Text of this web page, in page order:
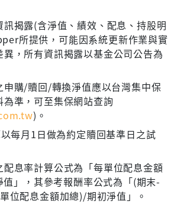
訊揭露(含淨值、績效、配息、持股明
所提供，可能因系統更新作業與實
異，所有資訊揭露以基金公司公告為
申購/贖回/轉換淨值應以台灣集中保
為準，可至集保網站查詢
)。
每月1日做為約定贖回基準日之試
配息率計算公式為「每單位配息金額
」，其參考報酬率公式為「(期末-
位配息金額加總)/期初淨值」。